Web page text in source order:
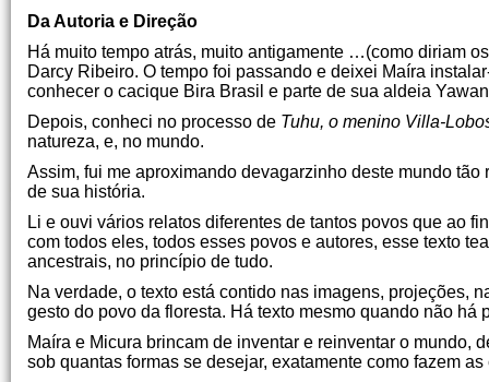
Da Autoria e Direção
Há muito tempo atrás, muito antigamente …(como diriam
Darcy Ribeiro. O tempo foi passando e deixei Maíra
conhecer o cacique Bira Brasil e parte de sua aldeia
Depois, conheci no processo de Tuhu, o menino Villa-
natureza, e, no mundo.
Assim, fui me aproximando devagarzinho deste mundo
de sua história.
Li e ouvi vários relatos diferentes de tantos povos que ao
com todos eles, todos esses povos e autores, esse texto
ancestrais, no princípio de tudo.
Na verdade, o texto está contido nas imagens, projeções,
gesto do povo da floresta. Há texto mesmo quando não há
Maíra e Micura brincam de inventar e reinventar o mundo,
sob quantas formas se desejar, exatamente como fazem as